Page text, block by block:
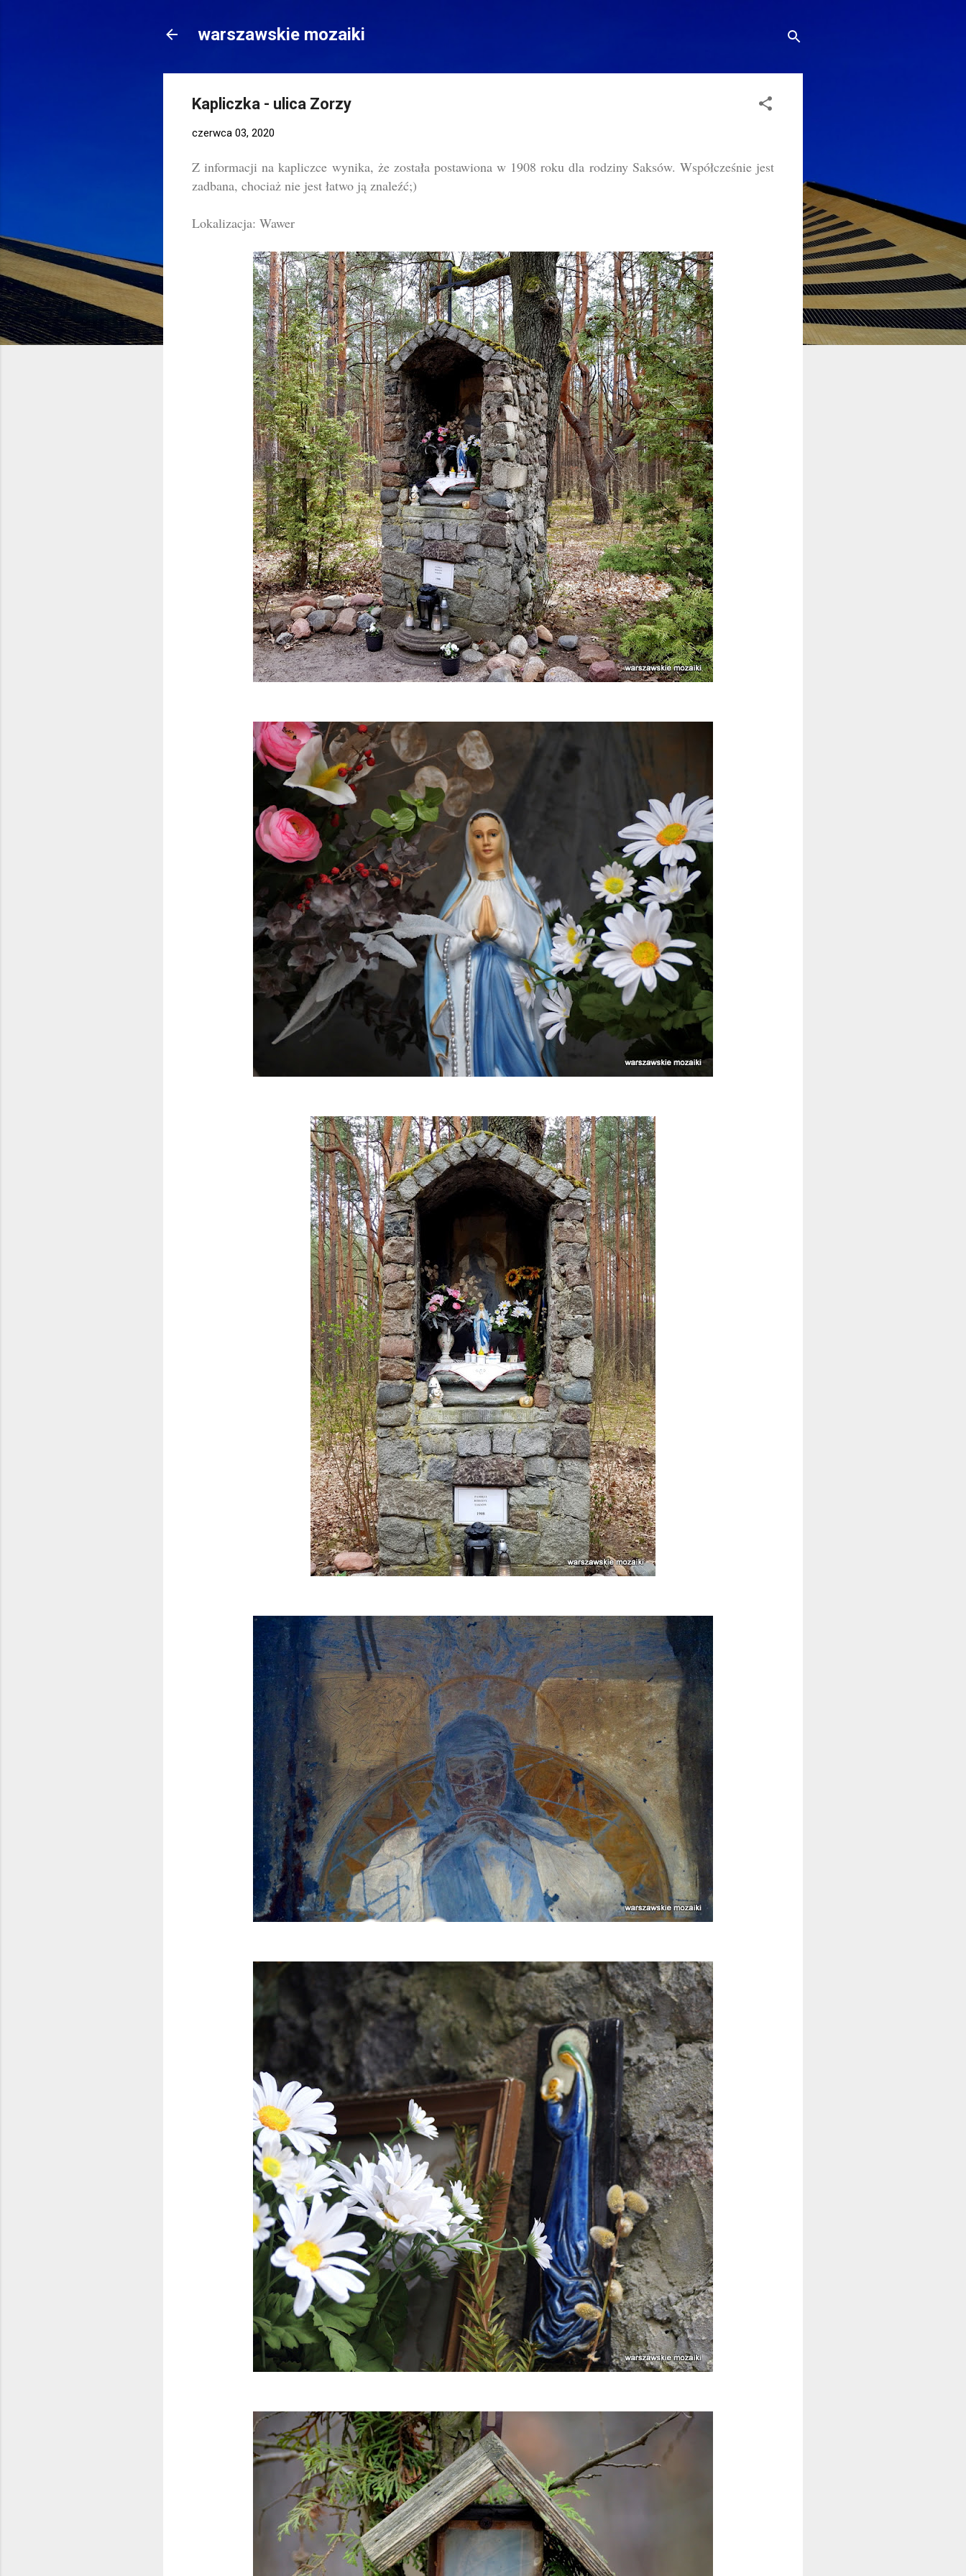
warszawskie mozaiki
Kapliczka - ulica Zorzy
czerwca 03, 2020
Z informacji na kapliczce wynika, że została postawiona w 1908 roku dla rodziny Saksów. Współcześnie jest
zadbana, chociaż nie jest łatwo ją znaleźć;)
Lokalizacja: Wawer